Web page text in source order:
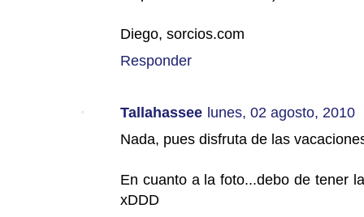
Diego, sorcios.com
Responder
Tallahassee lunes, 02 agosto, 2010
Nada, pues disfruta de las
En cuanto a la foto...debo de tener
xDDD